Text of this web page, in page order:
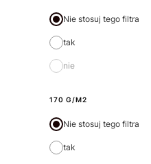
Nie stosuj tego filtra
tak
nie
170 G/M2
Nie stosuj tego filtra
tak